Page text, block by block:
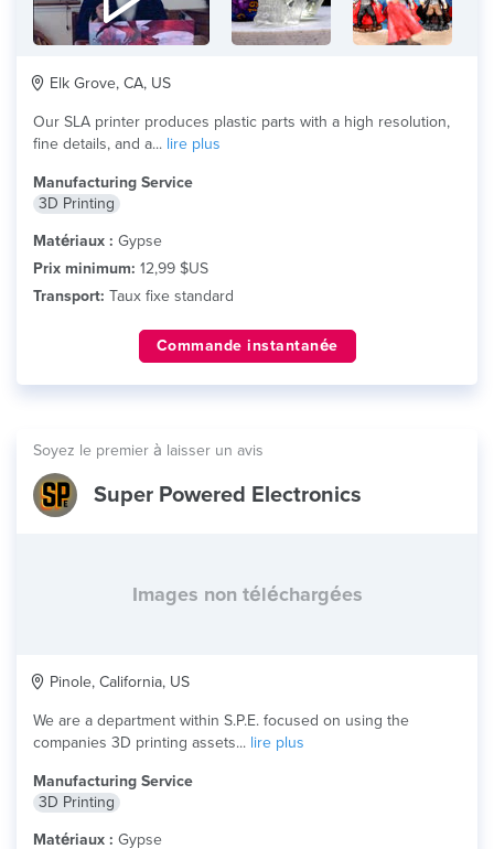
Elk Grove, CA, US
Our SLA printer produces plastic parts with a high resolution,
fine details, and a... lire plus
Manufacturing Service
3D Printing
Matériaux : Gypse
Prix minimum: 12,99 $US
Transport: Taux fixe standard
Commande instantanée
Soyez le premier à laisser un avis
Super Powered Electronics
Images non téléchargées
Pinole, California, US
We are a department within S.P.E. focused on using the
companies 3D printing assets... lire plus
Manufacturing Service
3D Printing
Matériaux : Gypse